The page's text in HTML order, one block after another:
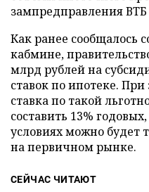
зампредправления ВТБ
Как ранее сообщалось
кабмине,
млрд рублей на
ставок по ипотеке.
ставка по такой
составить 13%
условиях можно будет
на первичном рынке.
СЕЙЧАС ЧИТАЮТ